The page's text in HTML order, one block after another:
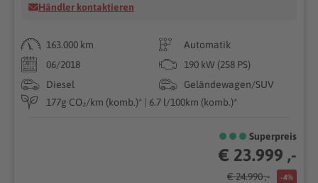
Händler kontaktieren
163.000 km
Automatik
06/2018
190 kW (258 PS)
Diesel
Geländewagen/SUV
177g CO₂/km (komb.)* | 6.7 l/100km (komb.)*
Superpreis
€ 23.999 ,-
€ 24.990 ,- -4%